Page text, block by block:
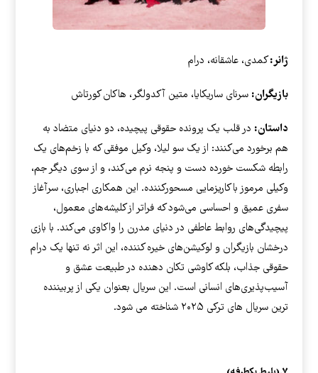
ژانر:کمدی، عاشقانه، درام
بازیگران: سرنای ساریکایا، متین آکدولگر، هاکان کورتاش
داستان: در قلب یک پرونده حقوقی پیچیده، دو دنیای متضاد به
هم برخورد می‌کنند: از یک سو لیلا، وکیل موفقی که با زخم‌های یک
رابطه شکست خورده دست و پنجه نرم می‌کند، و از سوی دیگر جم،
وکیلی مرموز با کاریزمایی مسحورکننده. این همکاری اجباری، سرآغاز
سفری عمیق و احساسی می‌شود که فراتر از کلیشه‌های معمول،
پیچیدگی‌های روابط عاطفی در دنیای مدرن را واکاوی می‌کند. با بازی
درخشان بازیگران و لوکیشن‌های خیره کننده، این اثر نه تنها یک درام
حقوقی جذاب، بلکه کاوشی تکان دهنده در طبیعت عشق و
آسیب‌پذیری‌های انسانی است. این سریال بعنوان یکی از پربیننده
ترین سریال های ترکی ۲۰۲۵ شناخته می شود.